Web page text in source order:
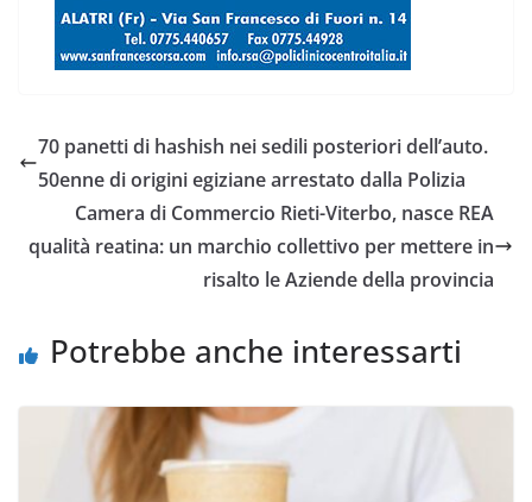
70 panetti di hashish nei sedili posteriori dell’auto.
50enne di origini egiziane arrestato dalla Polizia
Camera di Commercio Rieti-Viterbo, nasce REA
qualità reatina: un marchio collettivo per mettere in
risalto le Aziende della provincia
Potrebbe anche interessarti